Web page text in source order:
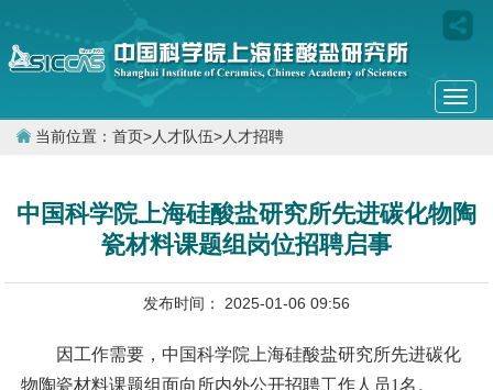
当前位置： 首页>人才队伍>人才招聘
中国科学院上海硅酸盐研究所先进碳化物陶
瓷材料课题组岗位招聘启事
发布时间： 2025-01-06 09:56
因工作需要，中国科学院上海硅酸盐研究所先进碳化
物陶瓷材料课题组面向所内外公开招聘工作人员1名。